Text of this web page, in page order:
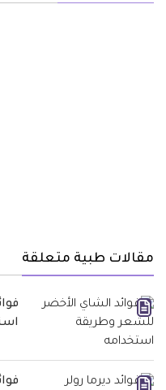
مقالات طبية متعلقة